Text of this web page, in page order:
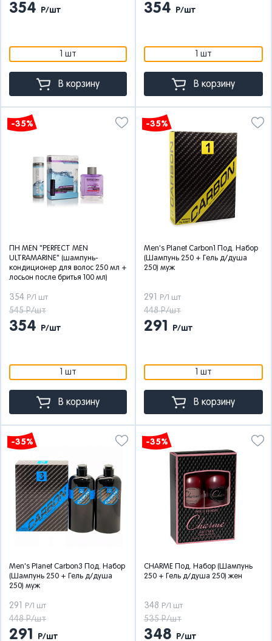
354 Р/шт
1 шт
В корзину
354 Р/шт
1 шт
В корзину
-35%
ПН MEN "PERFECT MEN
ULTRAMARINE" (шампунь-
кондиционер для волос 250 мл +
лосьон после бритья 100 мл)
354 Р/1 шт
545 Р/шт
354 Р/шт
1 шт
В корзину
-35%
Men's Planet Carbon1 Под. Набор
(Шампунь 250 + Гель д/душа
250) муж
291 Р/1 шт
448 Р/шт
291 Р/шт
1 шт
В корзину
-35%
Men's Planet Carbon3 Под. Набор
(Шампунь 250 + Гель д/душа
250) муж
291 Р/1 шт
448 Р/шт
291 Р/шт
-35%
CHARME Под. Набор (Шампунь
250 + Гель д/душа 250) жен
348 Р/1 шт
535 Р/шт
348 Р/шт